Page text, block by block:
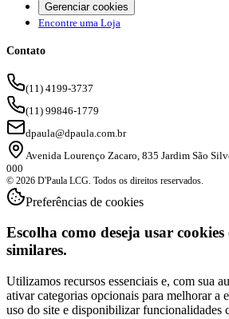
Gerenciar cookies
Encontre uma Loja
Contato
(11) 4199-3737
(11) 99846-1779
dpaula@dpaula.com.br
Avenida Lourenço Zacaro, 835 Jardim São
000
© 2026 D'Paula LCG. Todos os direitos reservados.
Preferências de cookies
Escolha como deseja usar cookies
similares.
Utilizamos recursos essenciais e, com sua
ativar categorias opcionais para melhorar a
uso do site e disponibilizar funcionalidades